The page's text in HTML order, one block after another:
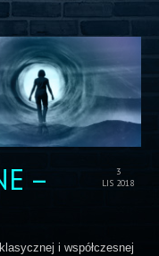
3
LIS 2018
–
i współczesnej